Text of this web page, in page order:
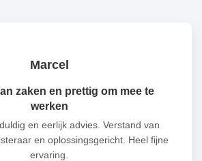
Marcel
zaken en prettig om mee te
werken
en eerlijk advies. Verstand van
en oplossingsgericht. Heel fijne
ervaring.